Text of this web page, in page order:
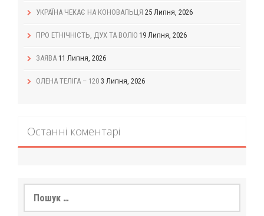
УКРАЇНА ЧЕКАЄ НА КОНОВАЛЬЦЯ 25 Липня, 2026
ПРО ЕТНІЧНІСТЬ, ДУХ ТА ВОЛЮ 19 Липня, 2026
ЗАЯВА 11 Липня, 2026
ОЛЕНА ТЕЛІГА – 120 3 Липня, 2026
Останні коментарі